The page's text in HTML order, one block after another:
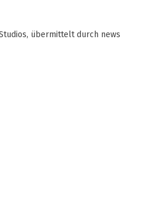
übermittelt durch news